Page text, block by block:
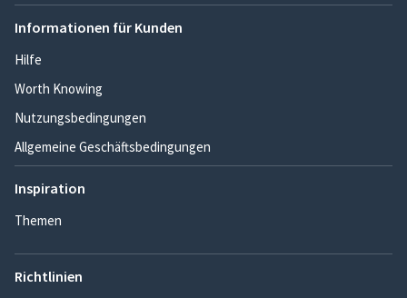
Informationen für Kunden
Hilfe
Worth Knowing
Nutzungsbedingungen
Allgemeine Geschäftsbedingungen
Inspiration
Themen
Richtlinien